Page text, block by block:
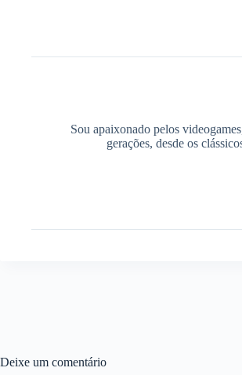
Sou apaixonado pelos
gerações, desde os
Deixe um comentário